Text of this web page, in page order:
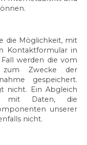
die Möglichkeit, mit
Kontaktformular in
werden die vom
zum Zwecke der
gespeichert.
nicht. Ein Abgleich
mit Daten, die
unserer
nicht.